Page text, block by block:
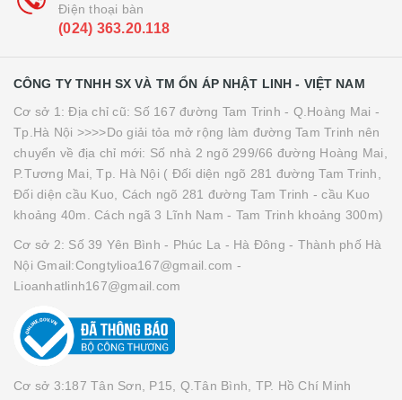
Điện thoại bàn
(024) 363.20.118
CÔNG TY TNHH SX VÀ TM ỔN ÁP NHẬT LINH - VIỆT NAM
Cơ sở 1: Địa chỉ cũ: Số 167 đường Tam Trinh - Q.Hoàng Mai -
Tp.Hà Nội >>>>Do giải tỏa mở rộng làm đường Tam Trinh nên
chuyển về địa chỉ mới: Số nhà 2 ngõ 299/66 đường Hoàng Mai,
P.Tương Mai, Tp. Hà Nội ( Đối diện ngõ 281 đường Tam Trinh,
Đối diện cầu Kuo, Cách ngõ 281 đường Tam Trinh - cầu Kuo
khoảng 40m. Cách ngã 3 Lĩnh Nam - Tam Trinh khoảng 300m)
Cơ sở 2: Số 39 Yên Bình - Phúc La - Hà Đông - Thành phố Hà
Nội Gmail:Congtylioa167@gmail.com -
Lioanhatlinh167@gmail.com
Cơ sở 3:187 Tân Sơn, P15, Q.Tân Bình, TP. Hồ Chí Minh